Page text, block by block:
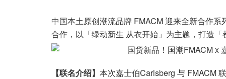
中国本土原创潮流品牌 FMACM 迎来全新合作
合作，以「绿动新生 从衣开始」为主题，打造「
【联名介绍】 本次嘉士伯Carlsberg 与 FMACM